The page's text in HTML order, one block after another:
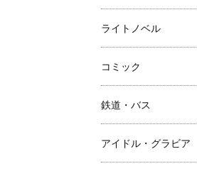
ライトノベル
コミック
鉄道・バス
アイドル・グラビア